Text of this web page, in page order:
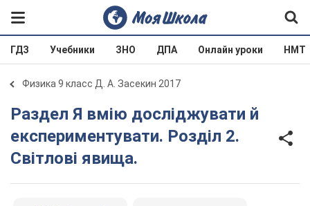
ГДЗ Учебники ЗНО ДПА Онлайн уроки НМТ
Физика 9 класс Д. А. Засекин 2017
Раздел Я вмію досліджувати й
експериментувати. Розділ 2.
Світлові явища.